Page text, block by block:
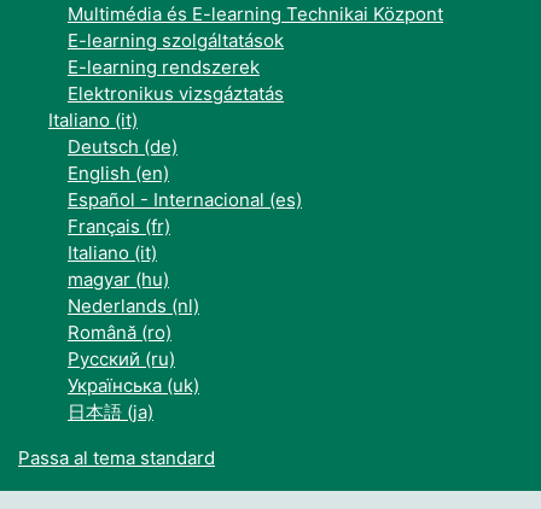
Multimédia és E-learning Technikai Központ
E-learning szolgáltatások
E-learning rendszerek
Elektronikus vizsgáztatás
Italiano ‎(it)‎
Deutsch ‎(de)‎
English ‎(en)‎
Español - Internacional ‎(es)‎
Français ‎(fr)‎
Italiano ‎(it)‎
magyar ‎(hu)‎
Nederlands ‎(nl)‎
Română ‎(ro)‎
Русский ‎(ru)‎
Українська ‎(uk)‎
日本語 ‎(ja)‎
Passa al tema standard